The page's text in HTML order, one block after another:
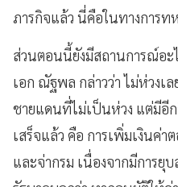
ภารกิจแล้ว นี่คือในทางการท
ส่วนตอนนี้ยังมีสถานการณ์อะ
เอก ณัฐพล กล่าวว่า ไม่ห่วงเ
ชายแดนที่ไม่เป็นห่วง แต่มีอี
เสร็จแล้ว คือ การเพิ่มเงินค่
และจ่ากรม เนื่องจากมีการยุ